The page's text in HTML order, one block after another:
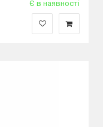
Є в наявності